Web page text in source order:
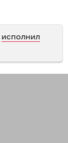
исполнил